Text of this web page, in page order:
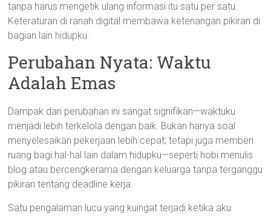
tanpa harus mengetik ulang informasi itu satu per satu.
Keteraturan di ranah digital membawa ketenangan pikiran di
bagian lain hidupku.
Perubahan Nyata: Waktu
Adalah Emas
Dampak dari perubahan ini sangat signifikan—waktuku
menjadi lebih terkelola dengan baik. Bukan hanya soal
menyelesaikan pekerjaan lebih cepat; tetapi juga memberi
ruang bagi hal-hal lain dalam hidupku—seperti hobi menulis
blog atau bercengkerama dengan keluarga tanpa terganggu
pikiran tentang deadline kerja.
Satu pengalaman lucu yang kuingat terjadi ketika aku